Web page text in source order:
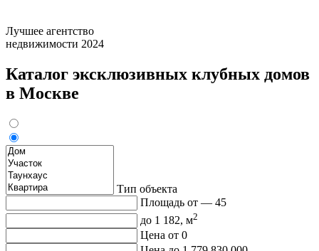
Лучшее агентство
недвижимости 2024
Каталог эксклюзивных клубных домов
в Москве
Тип объекта
Площадь от — 45
до 1 182, м2
Цена от 0